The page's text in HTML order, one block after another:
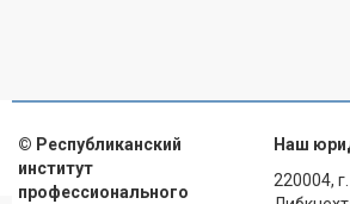
© Республиканский
институт
профессионального
Наш
220004,